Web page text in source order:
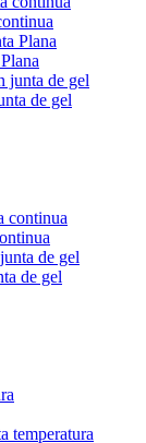
de gel
de gel